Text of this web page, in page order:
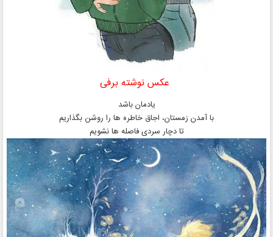
عکس نوشته برفی
یادمان باشد
با آمدن زمستان، اجاق خاطره ها را روشن بگذاریم
تا دچار سردی فاصله ها نشویم